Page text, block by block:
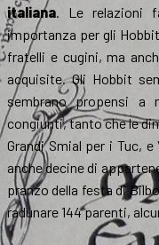
italiana. Le relazioni
importanza per gli
fratelli e cugini, ma
acquisite. Gli Hobbit
sembrano propensi
congiunti, tanto che le
Grandi Smial per i Tuc,
anche decine di
pranzo della festa di
radunare 144 parenti,